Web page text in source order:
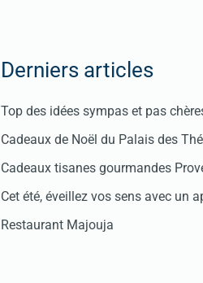
Derniers articles
Top des idées sympas et pas
Cadeaux de Noël du Palais des
Cadeaux tisanes gourmandes
Cet été, éveillez vos sens avec un
Restaurant Majouja